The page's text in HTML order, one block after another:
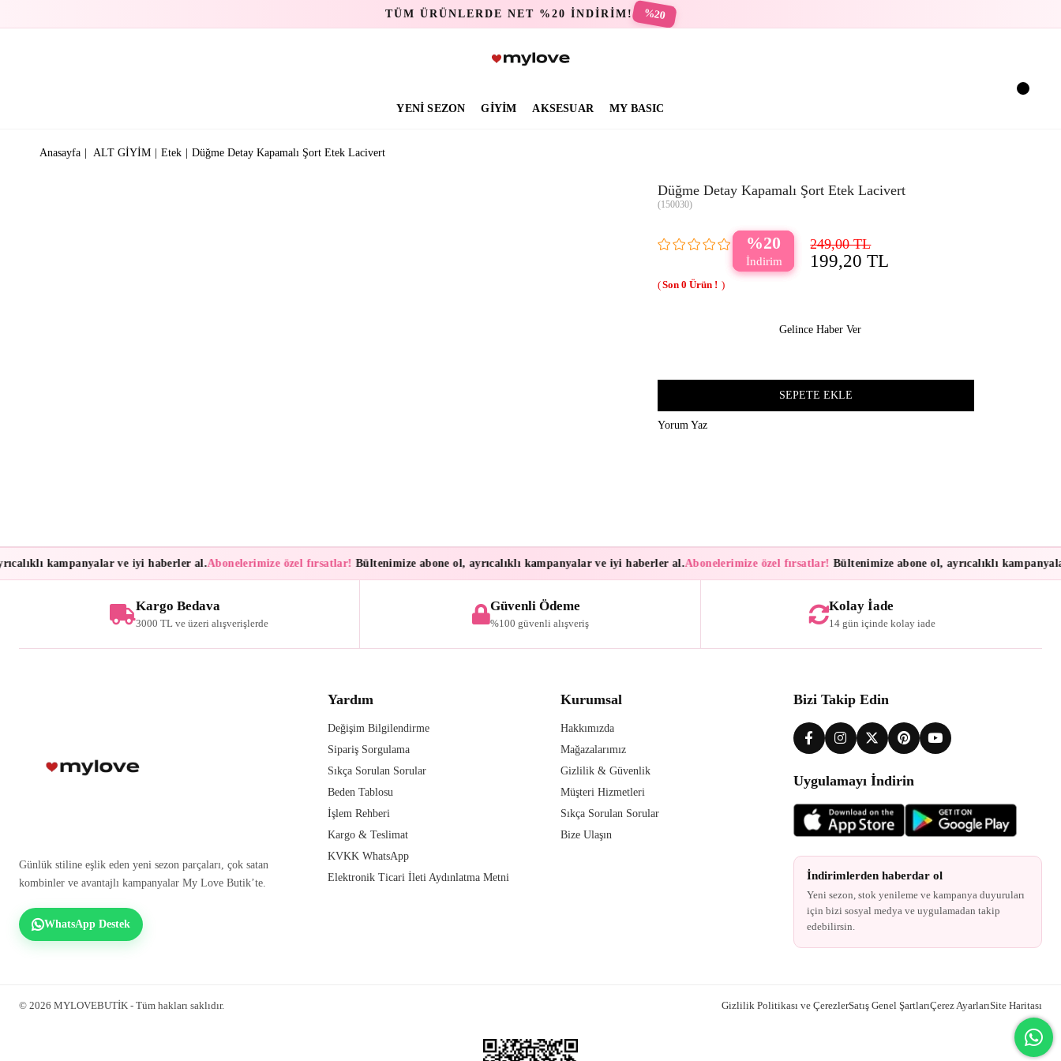
TÜM ÜRÜNLERDE NET %20 İNDİRİM! %20
YENİ SEZON GİYİM AKSESUAR MY BASIC
Anasayfa ALT GİYİM Etek Düğme Detay Kapamalı Şort Etek Lacivert
Düğme Detay Kapamalı Şort Etek Lacivert
(150030)
20 249,00 TL
199,20 TL
0
Gelince Haber Ver
Yorum Yaz
kampanyalar ve iyi haberler al.Abonelerimize özel fırsatlar!Bültenimize abone ol, ayrıcalıklı kampanyalar ve iyi haberler al.Abonelerimize özel fırsatlar!Bültenimize abone ol, ayrıcalıklı
Kargo Bedava
3000 TL ve üzeri alışverişlerde
Güvenli Ödeme
%100 güvenli alışveriş
Kolay İade
14 gün içinde kolay iade
Günlük stiline eşlik eden yeni sezon parçaları, çok satan
kombinler ve avantajlı kampanyalar My Love Butik’te.
WhatsApp Destek
Yardım
Değişim Bilgilendirme
Sipariş Sorgulama
Sıkça Sorulan Sorular
Beden Tablosu
İşlem Rehberi
Kargo & Teslimat
KVKK WhatsApp
Elektronik Ticari İleti Aydınlatma Metni
Kurumsal
Hakkımızda
Mağazalarımız
Gizlilik & Güvenlik
Müşteri Hizmetleri
Sıkça Sorulan Sorular
Bize Ulaşın
Bizi Takip Edin
Uygulamayı İndirin
İndirimlerden haberdar ol
Yeni sezon, stok yenileme ve kampanya duyuruları
için bizi sosyal medya ve uygulamadan takip
edebilirsin.
© 2026 MYLOVEBUTİK - Tüm hakları saklıdır. Gizlilik Politikası ve ÇerezlerSatış Genel ŞartlarıÇerez AyarlarıSite Haritası